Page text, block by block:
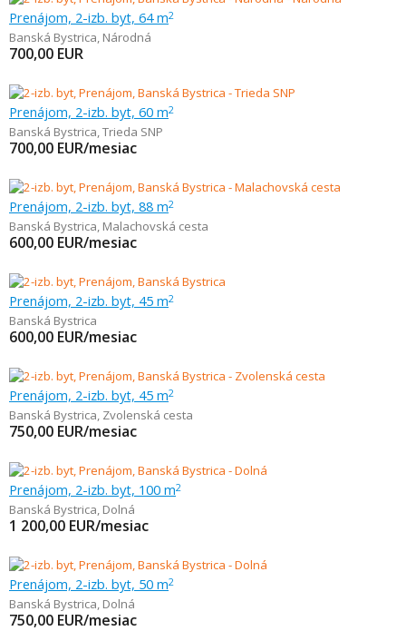
Prenájom, 2-izb. byt, 64 m2
Banská Bystrica, Národná
700,00 EUR
Prenájom, 2-izb. byt, 60 m2
Banská Bystrica,Trieda SNP
700,00 EUR/mesiac
Prenájom, 2-izb. byt, 88 m2
Banská Bystrica, Malachovská cesta
600,00 EUR/mesiac
Prenájom, 2-izb. byt, 45 m2
Banská Bystrica
600,00 EUR/mesiac
Prenájom, 2-izb. byt, 45 m2
Banská Bystrica, Zvolenská cesta
750,00 EUR/mesiac
Prenájom, 2-izb. byt, 100 m2
Banská Bystrica, Dolná
1 200,00 EUR/mesiac
Prenájom, 2-izb. byt, 50 m2
Banská Bystrica, Dolná
750,00 EUR/mesiac